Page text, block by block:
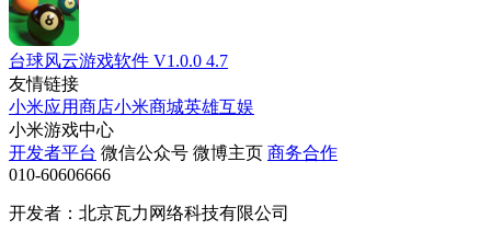
台球风云游戏软件 V1.0.0 4.7
友情链接
小米应用商店小米商城英雄互娱
小米游戏中心
开发者平台 微信公众号 微博主页 商务合作
010-60606666
开发者：北京瓦力网络科技有限公司